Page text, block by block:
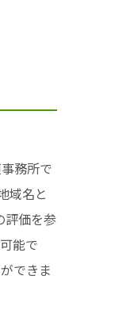
務所で
域名と
評価を参
能で
できま